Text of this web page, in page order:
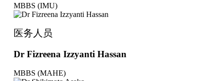
MBBS (IMU)
医务人员
Dr Fizreena Izzyanti Hassan
MBBS (MAHE)